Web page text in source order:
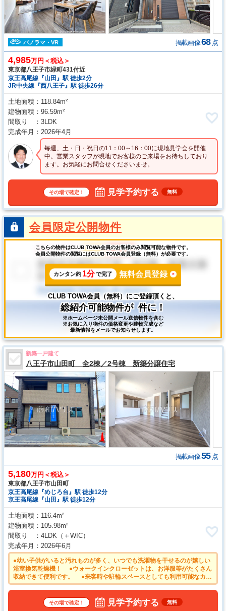
パノラマ・VR 掲載画像68 点
4,985万円＜税込＞
東京都八王子市緑町431付近
京王高尾線『山田』駅 徒歩2分
JR中央線『西八王子』駅 徒歩26分
土地面積
118.84m²
建物面積
96.59m²
間取り
3LDK
完成年月
2026年4月
毎週、土・日・祝日の11：00～16：00に現地見学会を開催
中。営業スタッフが現地でお客様のご来場をお待ちしており
ます。お気軽にお問合せくださいませ。
その場で確定！ 見学予約する 無料
会員限定公開物件
こちらの物件はCLUB TOWA会員のお客様のみ閲覧可能な物件です。
会員公開物件の閲覧にはCLUB TOWA会員登録（無料）が必要です。
カンタン約 1分で完了 無料会員登録
CLUB TOWA会員（無料）にご登録頂くと、
総紹介可能物件が 件に！
※ホームページ未公開メール送信物件を含む
※お気に入り物件の価格変更や建物完成など
最新情報をメールでお知らせします。
新築一戸建て
八王子市山田町 全2棟／2号棟 新築分譲住宅
掲載画像55 点
5,180万円＜税込＞
東京都八王子市山田町
京王高尾線『めじろ台』駅 徒歩12分
京王高尾線『山田』駅 徒歩12分
土地面積
116.4m²
建物面積
105.98m²
間取り
4LDK （＋WIC）
完成年月
2026年6月
●幼い子供がいると汚れものが多く、いつでも洗濯物を干せるのが嬉しい
浴室換気乾燥機！ ●ウォークインクローゼットは、お洋服等がたくさん
収納できて便利です。 ●来客時や駐輪スペースとしても利用可能なカー
スペース2台可（車種による） ●ご家族の様子がわかり、会話も楽しめ
のLDK約19帖以上
その場で確定！ 見学予約する 無料